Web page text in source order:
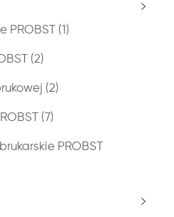
(1)
(2)
(2)
(7)
PROBST